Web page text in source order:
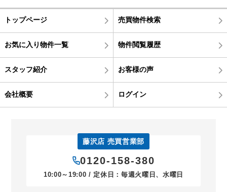
トップページ 売買物件検索
お気に入り物件一覧 物件閲覧履歴
スタッフ紹介 お客様の声
会社概要 ログイン
藤沢店 売買営業部
0120-158-380
10:00～19:00 / 定休日：毎週火曜日、水曜日